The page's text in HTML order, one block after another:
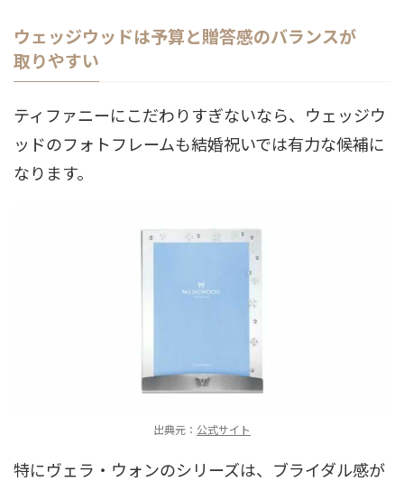
ウェッジウッドは予算と贈答感のバランスが
取りやすい
ティファニーにこだわりすぎないなら、ウェッジウ
ッドのフォトフレームも結婚祝いでは有力な候補に
なります。
出典元： 公式サイト
特にヴェラ・ウォンのシリーズは、ブライダル感が